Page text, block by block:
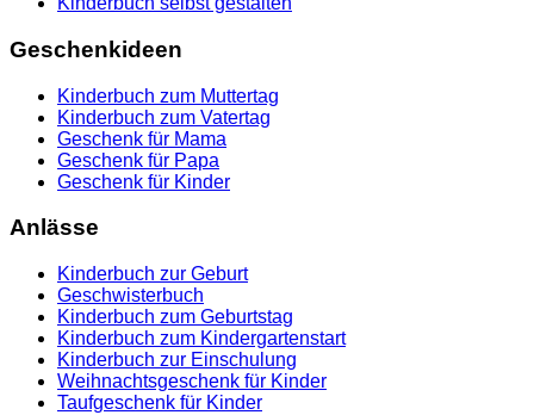
Geschenkideen
Kinderbuch zum Muttertag
Kinderbuch zum Vatertag
Geschenk für Mama
Geschenk für Papa
Geschenk für Kinder
Anlässe
Kinderbuch zur Geburt
Geschwisterbuch
Kinderbuch zum Geburtstag
Kinderbuch zum Kindergartenstart
Kinderbuch zur Einschulung
Weihnachtsgeschenk für Kinder
Taufgeschenk für Kinder